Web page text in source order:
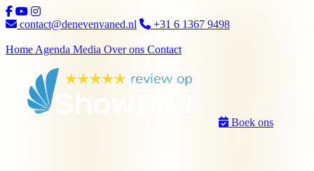
Ga naar inhoud
contact@denevenvaned.nl
+31 6 1367 9498
Home Agenda Media Over ons Contact
Boek ons